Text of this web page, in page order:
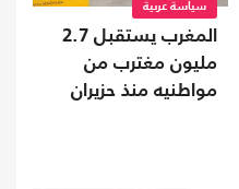
سياسة عربية
المغرب يستقبل 2.7
مليون مغترب من
مواطنيه منذ حزيران